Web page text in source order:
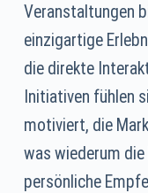
Veranstaltungen
einzigartige
die direkte
Initiativen fühlen
motiviert, die
was wiederum
persönliche